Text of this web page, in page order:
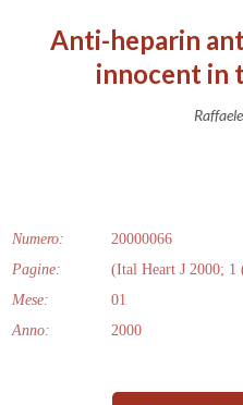
Anti-heparin
innocent in
Numero:
20000066
Pagine:
(Ital Heart J 2000; 1
Mese:
01
Anno:
2000